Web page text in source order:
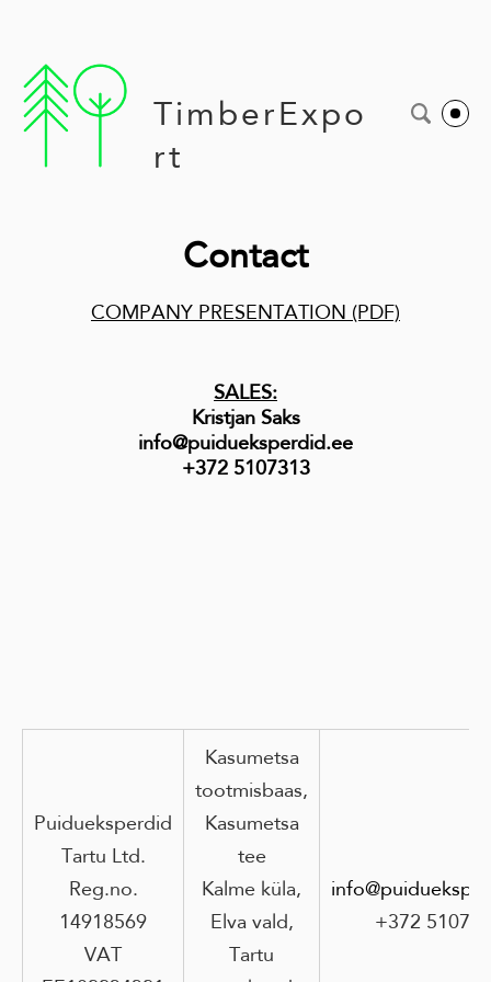
TimberExpo
rt
Contact
COMPANY PRESENTATION (PDF)
SALES:
Kristjan Saks
info@puidueksperdid.ee
+372 5107313
Puidueksperdid
Tartu Ltd.
Reg.no.
14918569
VAT
Kasumetsa
tootmisbaas,
Kasumetsa
tee
Kalme küla,
Elva vald,
Tartu
+372